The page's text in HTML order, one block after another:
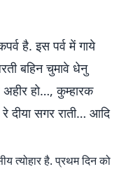
है. इस पर्व में गाये
बहिन चुमावे धेनु
हो…, कुम्हारक
दीया सगर राती… आदि
त्योहार है. प्रथम दिन को